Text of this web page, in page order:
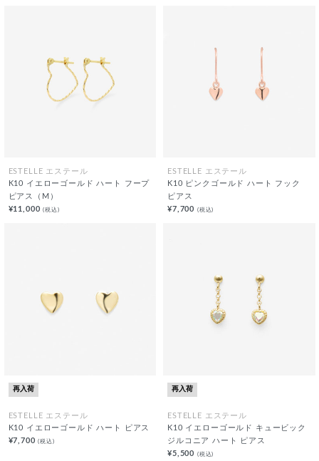
ESTELLE エステール
K10 イエローゴールド ハート フープ
ピアス（M）
¥11,000(税込)
ESTELLE エステール
K10 ピンクゴールド ハート フック
ピアス
¥7,700 (税込)
再入荷
ESTELLE エステール
K10 イエローゴールド ハート ピアス
¥7,700(税込)
再入荷
ESTELLE エステール
K10 イエローゴールド キュービック
ジルコニア ハート ピアス
¥5,500 (税込)